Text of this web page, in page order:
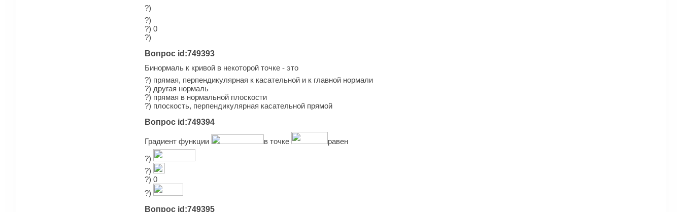
?)
?)
?) 0
?)
Вопрос id:749393
Бинормаль к кривой в некоторой точке - это
?) прямая, перпендикулярная к касательной и к главной нормали
?) другая нормаль
?) прямая в нормальной плоскости
?) плоскость, перпендикулярная касательной прямой
Вопрос id:749394
Градиент функции в точке
равен
?)
?)
?) 0
?)
Вопрос id:749395